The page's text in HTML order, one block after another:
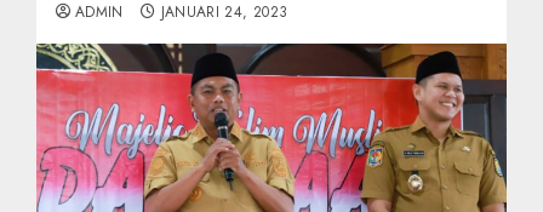
ADMIN JANUARI 24, 2023